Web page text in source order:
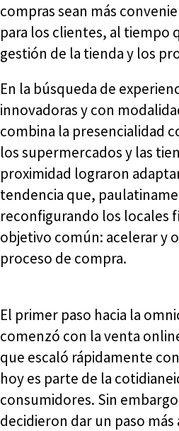
compras sean más
para los clientes, al tiempo
gestión de la tienda y los
En la búsqueda de
innovadoras y con
combina la presencialidad
los supermercados y las
proximidad lograron
tendencia que,
reconfigurando los locales
objetivo común: acelerar y
proceso de compra.
El primer paso hacia la
comenzó con la venta
que escaló rápidamente
hoy es parte de la
consumidores. Sin
decidieron dar un paso más